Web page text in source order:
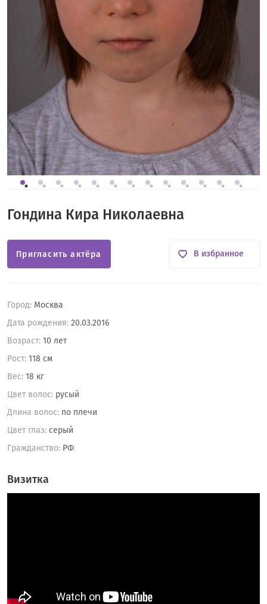
Гондина Кира Николаевна
Город: Москва
Дата рождения: 20.03.2016
Возраст: 10 лет
Рост: 118 см
Вес: 18 кг
Цвет волос: русый
Длина волос: по плечи
Цвет глаз: серый
Гражданство: РФ
Пригласить актёра В избранное
Визитка